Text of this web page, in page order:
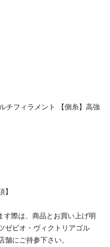
チフィラメント 【側糸】高強
際は、商品とお買い上げ明
ゼビオ・ヴィクトリアゴル
にご持参下さい。